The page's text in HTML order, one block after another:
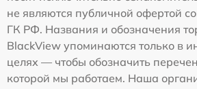
не являются публичной офертой
ГК РФ. Названия и обозначения
BlackView упоминаются только в
целях — чтобы обозначить
которой мы работаем. Наша